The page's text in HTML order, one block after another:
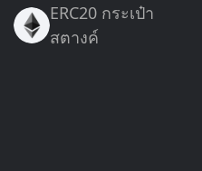
ERC20 กระเป๋า
สตางค์